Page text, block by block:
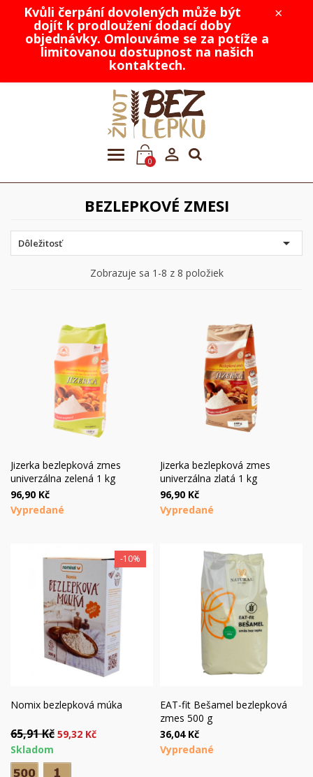
×
Kvůli čerpání dovolených může být
dojít k prodloužení dodací doby
objednávky. Omlouváme se za potíže a
limitovanou dostupnost na našich
kontaktech.
0 
BEZLEPKOVÉ ZMESI
Dôležitosť 
Zobrazuje sa 1-8 z 8 položiek
Jizerka bezlepková zmes
univerzálna zelená 1 kg
96,90 Kč
Vypredané
Jizerka bezlepková zmes
univerzálna zlatá 1 kg
96,90 Kč
Vypredané
Nomix bezlepková múka
65,91 Kč
-10%
59,32 Kč
Skladom
EAT-fit Bešamel bezlepková
zmes 500 g
36,04 Kč
Vypredané
((modalTitle))
Vytvoriť zoznam želaní
Prihlásiť sa